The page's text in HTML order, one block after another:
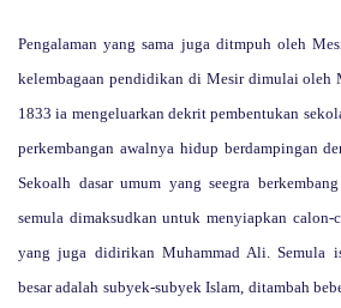
Pengalaman yang sama juga ditmpuh oleh
kelembagaan pendidikan di Mesir dimulai oleh
1833 ia mengeluarkan dekrit pembentukan
perkembangan awalnya hidup berdampingan
Sekoalh dasar umum yang seegra
semula dimaksudkan untuk menyiapkan
yang juga didirikan Muhammad Ali. Semula
besar adalah subyek-subyek Islam, ditambah